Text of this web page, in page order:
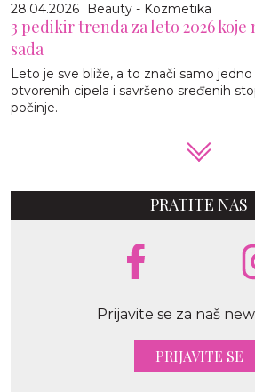
28.04.2026 Beauty - Kozmetika
3 pedikir trenda za leto 2026
sada
Leto je sve bliže, a to znači samo jedno
otvorenih cipela i savršeno sređenih
počinje.
PRATITE NAS
Prijavite se za naš
PRIJAVITE SE